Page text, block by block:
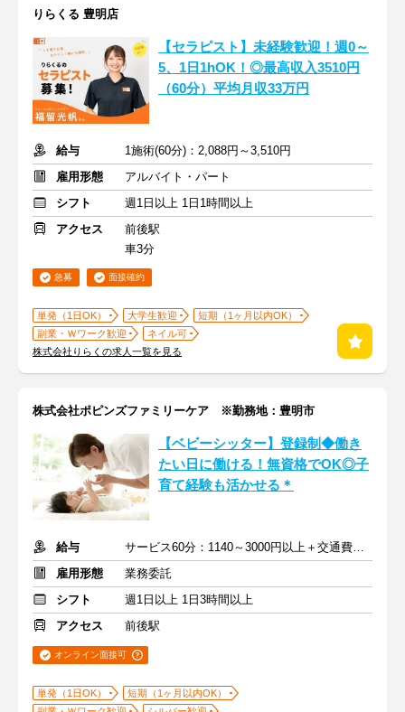
りらくる 豊明店
【セラピスト】未経験歓迎！週0～
5、1日1hOK！◎最高収入3510円
（60分）平均月収33万円
給与
1施術(60分)：2,088円～3,510円
雇用形態
アルバイト・パート
シフト
週1日以上 1日1時間以上
アクセス
前後駅
車3分
急募 面接確約
単発（1日OK） 大学生歓迎
短期（1ヶ月以内OK）
副業・Ｗワーク歓迎
ネイル可
株式会社りらくの求人一覧を見る
株式会社ポピンズファミリーケア ※勤務地：豊明市
【ベビーシッター】登録制◆働き
たい日に働ける！無資格でOK◎子
育て経験も活かせる＊
給与
サービス60分：1140～3000円以上＋交通費全額支給
雇用形態
業務委託
シフト
週1日以上 1日3時間以上
アクセス
前後駅
オンライン面接可
単発（1日OK）
短期（1ヶ月以内OK）